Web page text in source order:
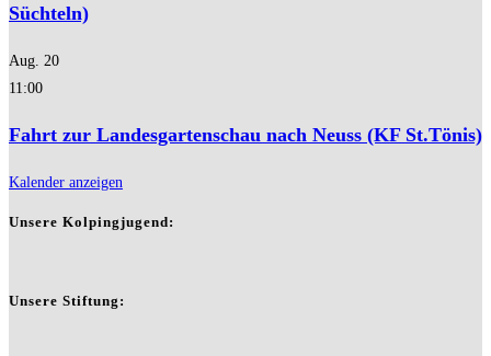
Süchteln)
Aug. 20
11:00
Fahrt zur Landesgartenschau nach Neuss (KF St.Tönis)
Kalender anzeigen
Unsere Kolpingjugend:
Unsere Stiftung: